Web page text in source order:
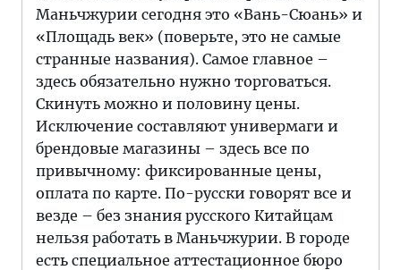
Маньчжурии сегодня это «Вань-Сюань» и
«Площадь век» (поверьте, это не самые
странные названия). Самое главное –
здесь обязательно нужно торговаться.
Скинуть можно и половину цены.
Исключение составляют универмаги и
брендовые магазины – здесь все по
привычному: фиксированные цены,
оплата по карте. По-русски говорят все и
везде – без знания русского Китайцам
нельзя работать в Маньчжурии. В городе
есть специальное аттестационное бюро